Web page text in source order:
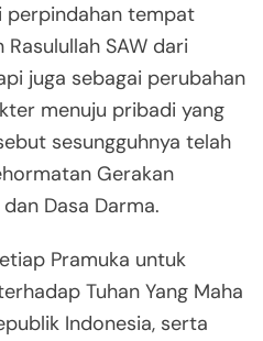
perpindahan tempat
SAW dari
juga sebagai perubahan
menuju pribadi yang
sesungguhnya telah
Gerakan
Dasa Darma.
Pramuka untuk
Tuhan Yang Maha
Indonesia, serta